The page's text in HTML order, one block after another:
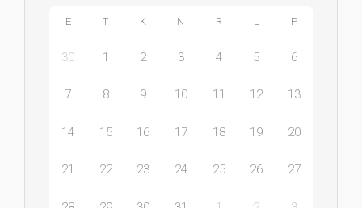
E T K N R L P
30 1 2 3 4 5 6
7 8 9 10 11 12 13
14 15 16 17 18 19 20
21 22 23 24 25 26 27